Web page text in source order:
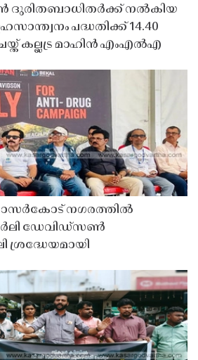
നൽകിയ
പദ്ധതിക്ക് 14.40
കല്ലട്ര മാഹിൻ എംഎൽഎ
നഗരത്തിൽ
ഡേവിഡ്‌സൺ